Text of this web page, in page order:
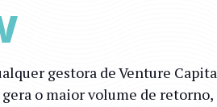
gestora de Venture
o maior volume de